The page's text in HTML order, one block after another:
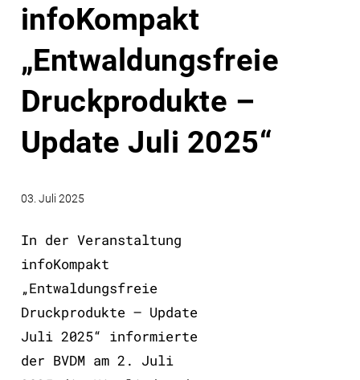
infoKompakt
„Entwaldungsfreie
Druckprodukte –
Update Juli 2025“
03. Juli 2025
In der Veranstaltung
infoKompakt
„Entwaldungsfreie
Druckprodukte – Update
Juli 2025“ informierte
der BVDM am 2. Juli